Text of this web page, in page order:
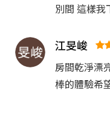
別間 這樣我
江旻峻
房間乾淨漂
棒的體驗希